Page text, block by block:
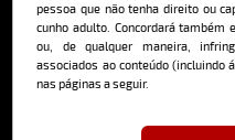
pessoa que não tenha direito ou
cunho adulto. Concordará também
ou, de qualquer maneira,
associados ao conteúdo (incluindo
nas páginas a seguir.
Ao se cadastrar, você concorda